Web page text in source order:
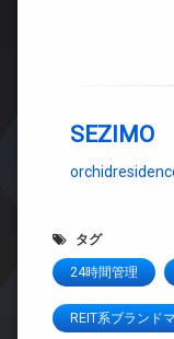
SEZIMO
タグ
24時間管理
REIT系ブランド